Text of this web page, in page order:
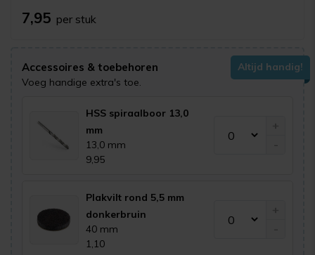
7,95 per stuk
Altijd handig!
Accessoires & toebehoren
Voeg handige extra's toe.
HSS spiraalboor 13,0
mm
13,0 mm
9,95
Plakvilt rond 5,5 mm
donkerbruin
40 mm
1,10